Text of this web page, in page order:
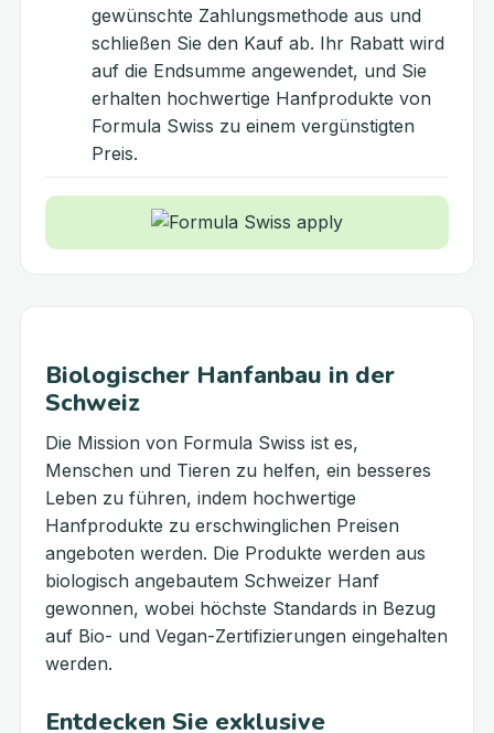
gewünschte Zahlungsmethode aus und
schließen Sie den Kauf ab. Ihr Rabatt wird
auf die Endsumme angewendet, und Sie
erhalten hochwertige Hanfprodukte von
Formula Swiss zu einem vergünstigten
Preis.
Biologischer Hanfanbau in der
Schweiz
Die Mission von Formula Swiss ist es,
Menschen und Tieren zu helfen, ein besseres
Leben zu führen, indem hochwertige
Hanfprodukte zu erschwinglichen Preisen
angeboten werden. Die Produkte werden aus
biologisch angebautem Schweizer Hanf
gewonnen, wobei höchste Standards in Bezug
auf Bio- und Vegan-Zertifizierungen eingehalten
werden.
Entdecken Sie exklusive